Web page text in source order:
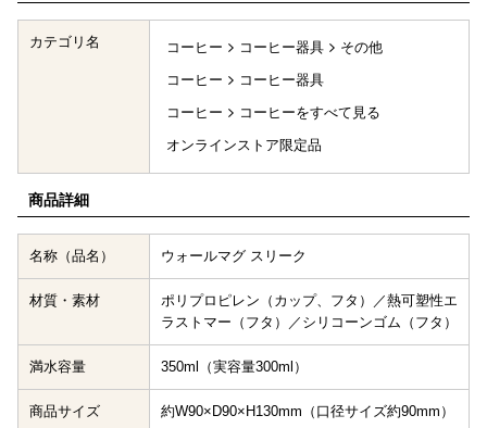
カテゴリ名 コーヒー コーヒー器具
その他
コーヒー
コーヒー器具
コーヒー
コーヒーをすべて見る
オンラインストア限定品
商品詳細
名称（品名） ウォールマグ スリーク
材質・素材
ポリプロピレン（カップ、フタ）／熱可塑性エ
ラストマー（フタ）／シリコーンゴム（フタ）
満水容量 350ml（実容量300ml）
商品サイズ 約W90×D90×H130mm（口径サイズ約90mm）